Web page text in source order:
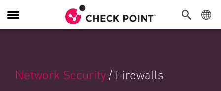
Navigation umschalten
Network Security / Firewalls